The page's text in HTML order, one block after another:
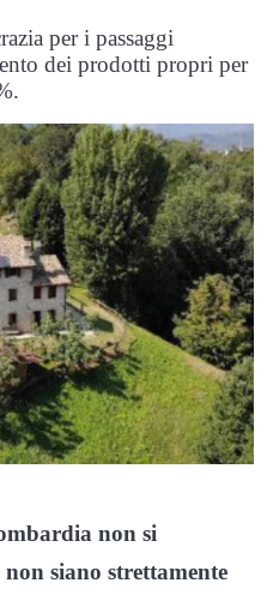
per i passaggi
dei prodotti propri per
non si
siano strettamente